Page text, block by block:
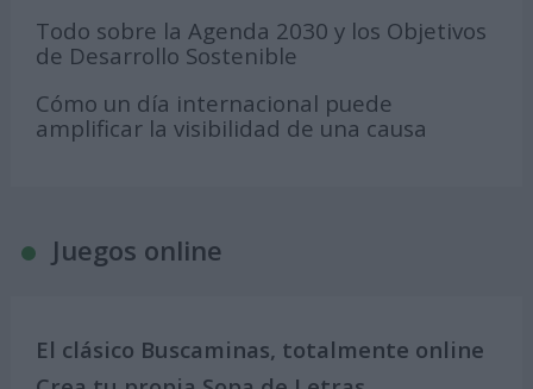
Todo sobre la Agenda 2030 y los Objetivos
de Desarrollo Sostenible
Cómo un día internacional puede
amplificar la visibilidad de una causa
Juegos online
El clásico Buscaminas, totalmente online